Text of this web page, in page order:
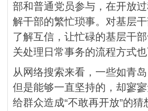
部和普通党员参与，在开放
解干部的繁忙琐事。对基层
了解互信，让忙碌的基层干
关处理日常事务的流程方式
从网络搜索来看，一些如青
但是能够一直坚持的，却寥
给群众造成“不敢再开放”的